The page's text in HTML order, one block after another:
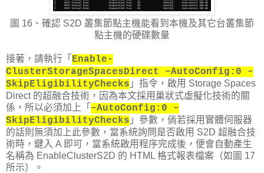
圖 16、確認 S2D 叢集節點主機能看到本機及其它台叢集節
點主機的硬碟數量
接著，請執行「 Enable-
ClusterStorageSpacesDirect –AutoConfig:0 –
SkipEligibilityChecks 」指令，啟用 Storage Spaces
Direct 的超融合技術，因為本文採用巢狀式虛擬化技術的關
係，所以必須加上「 –AutoConfig:0 –
SkipEligibilityChecks 」參數，倘若採用實體伺服器
的話則無須加上此參數，當系統詢問是否啟用 S2D 超融合技
術時，鍵入 A 即可，當系統啟用程序完成後，便會自動產生
名稱為 EnableClusterS2D 的 HTML 格式報表檔案（如圖 17
所示）。